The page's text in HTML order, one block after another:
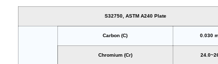
S32750, ASTM A240 Plate
Carbon (C) 0.030
Chromium (Cr)